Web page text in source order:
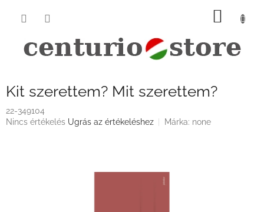
KOSÁR
Kit szerettem? Mit szerettem?
22-349104
A
Nincs értékelés Ugrás az értékeléshez Márka: none